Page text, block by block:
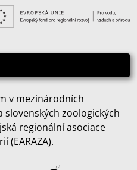
v mezinárodních
slovenských zoologických
regionální asociace
(EARAZA).